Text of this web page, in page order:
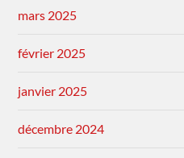
mars 2025
février 2025
janvier 2025
décembre 2024